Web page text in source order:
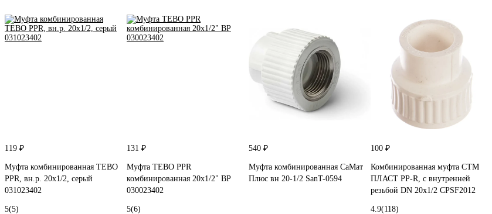
119 ₽
Муфта комбинированная TEBO
PPR, вн.р. 20x1/2, серый
031023402
5(5)
131 ₽
Муфта TEBO PPR
комбинированная 20x1/2" ВР
030023402
5(6)
540 ₽
Муфта комбинированная СаМат
Плюс вн 20-1/2 SanT-0594
100 ₽
Комбинированная муфта СТМ
ПЛАСТ PP-R, с внутренней
резьбой DN 20х1/2 CPSF2012
4.9(118)